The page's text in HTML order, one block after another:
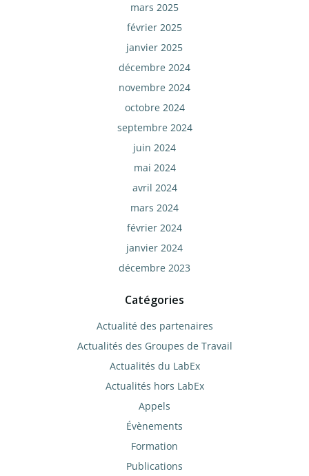
mars 2025
février 2025
janvier 2025
décembre 2024
novembre 2024
octobre 2024
septembre 2024
juin 2024
mai 2024
avril 2024
mars 2024
février 2024
janvier 2024
décembre 2023
Catégories
Actualité des partenaires
Actualités des Groupes de Travail
Actualités du LabEx
Actualités hors LabEx
Appels
Évènements
Formation
Publications